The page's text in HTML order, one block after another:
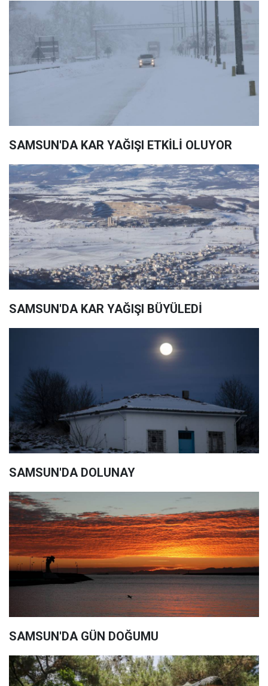
SAMSUN'DA KAR YAĞIŞI ETKİLİ OLUYOR
SAMSUN'DA KAR YAĞIŞI BÜYÜLEDİ
SAMSUN'DA DOLUNAY
SAMSUN'DA GÜN DOĞUMU